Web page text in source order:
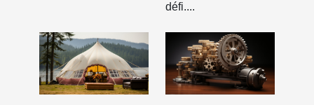
défi....